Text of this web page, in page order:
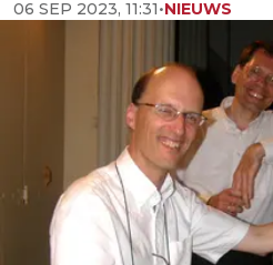
06 SEP 2023, 11:31•NIEUWS